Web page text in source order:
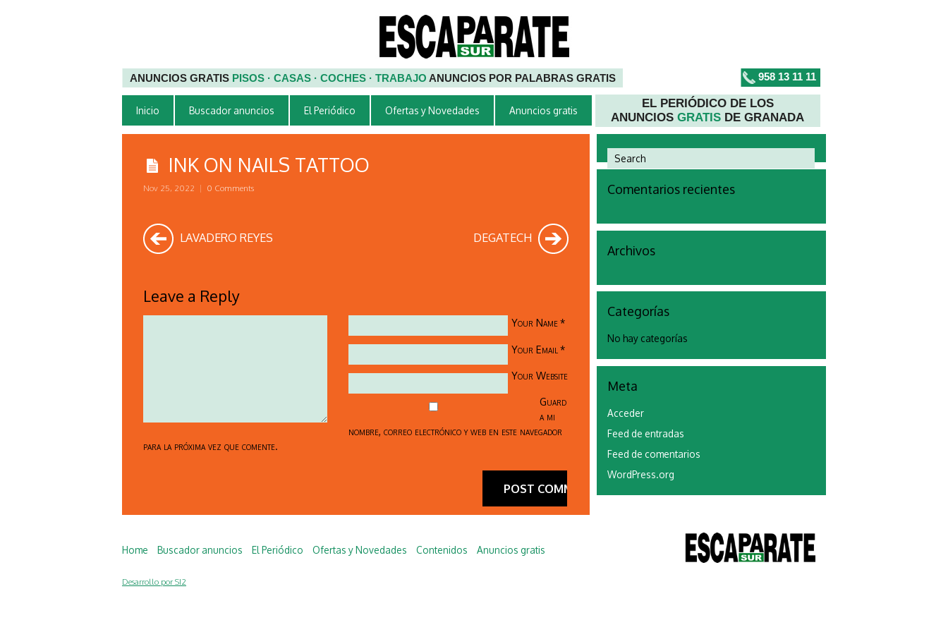
ANUNCIOS GRATIS PISOS · CASAS · COCHES · TRABAJO ANUNCIOS POR PALABRAS GRATIS 958 13 11 11
Inicio Buscador anuncios El Periódico Ofertas y Novedades Anuncios gratis
EL PERIÓDICO DE LOS
ANUNCIOSGRATIS DE GRANADA
INK ON NAILS TATTOO
Nov 25, 2022 | 0 Comments
LAVADERO REYES DEGATECH
Leave a Reply
Your Name*
Your Email *
Your Website
Guard
a mi
nombre, correo electrónico y web en este navegador
para la próxima vez que comente.
Comentarios recientes
Archivos
Categorías
No hay categorías
Meta
Acceder
Feed de entradas
Feed de comentarios
WordPress.org
Home Buscador anuncios El Periódico Ofertas y Novedades Contenidos Anuncios gratis
Desarrollo por SI2